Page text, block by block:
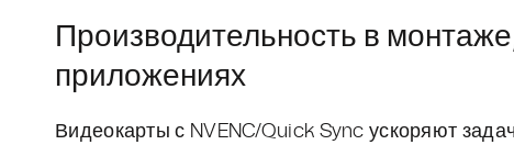
Производительность в
приложениях
Видеокарты с NVENC/Quick Sync ускоряют